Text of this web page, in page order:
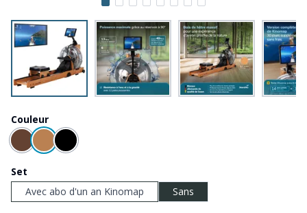
Couleur
Set
Avec abo d'un an Kinomap
Sans